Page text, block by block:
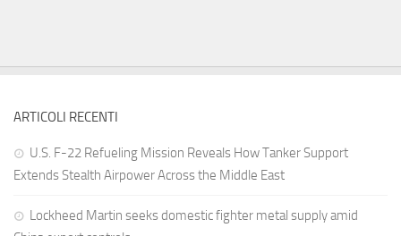
ARTICOLI RECENTI
U.S. F-22 Refueling Mission Reveals How Tanker Support
Extends Stealth Airpower Across the Middle East
Lockheed Martin seeks domestic fighter metal supply amid